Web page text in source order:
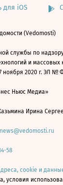
для iOS
(Vedomosti)
службы по
и массовых
ноября 2020 г. ЭЛ №
Ньюс Медиа»
Ирина
news@vedomosti.ru
58
cookie и
условия